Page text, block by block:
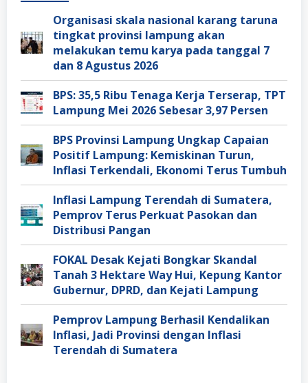
Organisasi skala nasional karang taruna
tingkat provinsi lampung akan
melakukan temu karya pada tanggal 7
dan 8 Agustus 2026
BPS: 35,5 Ribu Tenaga Kerja Terserap, TPT
Lampung Mei 2026 Sebesar 3,97 Persen
BPS Provinsi Lampung Ungkap Capaian
Positif Lampung: Kemiskinan Turun,
Inflasi Terkendali, Ekonomi Terus Tumbuh
Inflasi Lampung Terendah di Sumatera,
Pemprov Terus Perkuat Pasokan dan
Distribusi Pangan
FOKAL Desak Kejati Bongkar Skandal
Tanah 3 Hektare Way Hui, Kepung Kantor
Gubernur, DPRD, dan Kejati Lampung
Pemprov Lampung Berhasil Kendalikan
Inflasi, Jadi Provinsi dengan Inflasi
Terendah di Sumatera